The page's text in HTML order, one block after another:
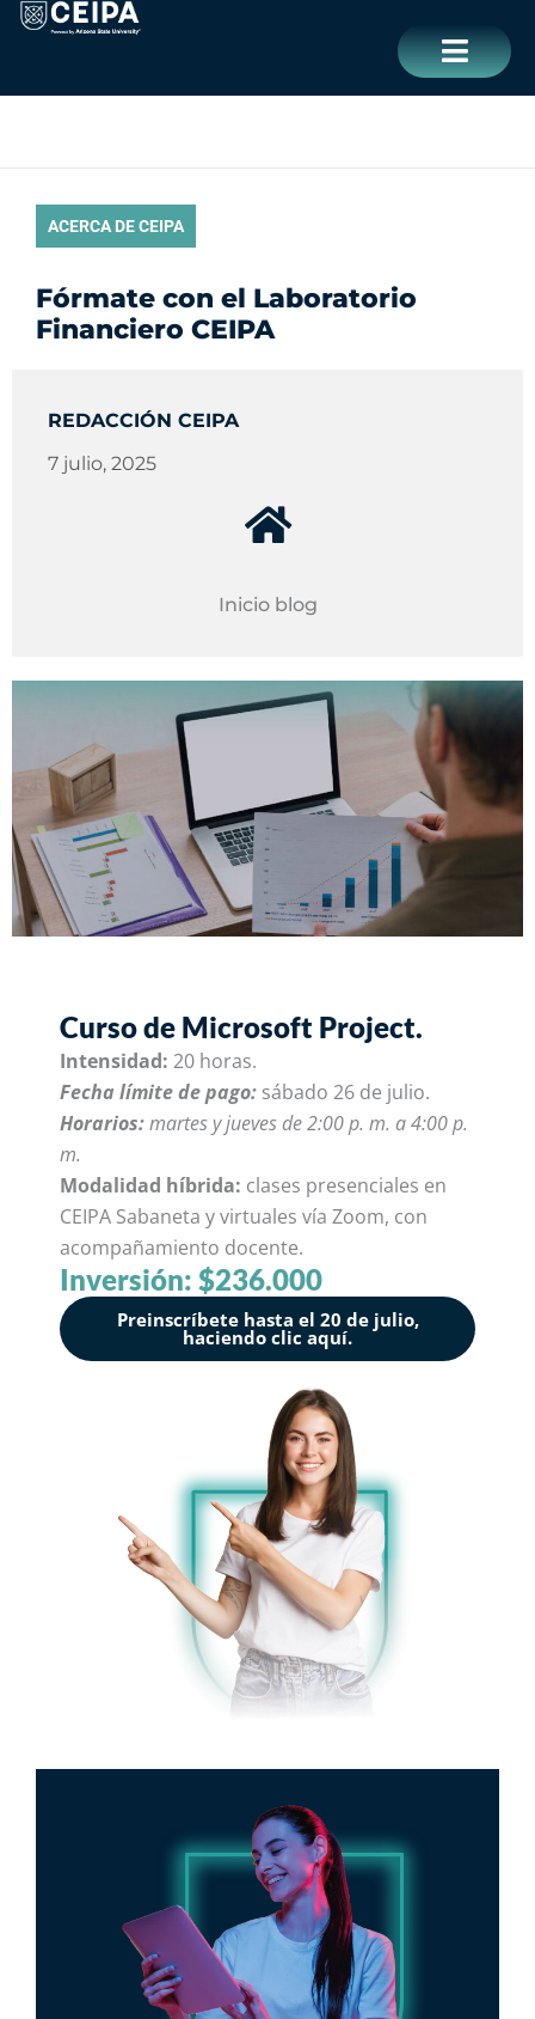
contenido
ACERCA DE CEIPA
Fórmate con el Laboratorio
Financiero CEIPA
REDACCIÓN CEIPA
7 julio, 2025
Inicio blog
Curso de Microsoft Project.
Intensidad: 20 horas.
Fecha límite de pago: sábado 26 de julio.
Horarios:martes y jueves de 2:00 p. m. a 4:00 p.
m.
Modalidad híbrida: clases presenciales en
CEIPA Sabaneta y virtuales vía Zoom, con
acompañamiento docente.
Inversión: $236.000
Preinscríbete hasta el 20 de julio,
haciendo clic aquí.